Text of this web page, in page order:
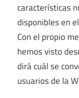
características
disponibles en
Con el propio
hemos visto
dirá cuál se
usuarios de la